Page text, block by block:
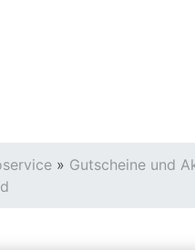
» Gutscheine und